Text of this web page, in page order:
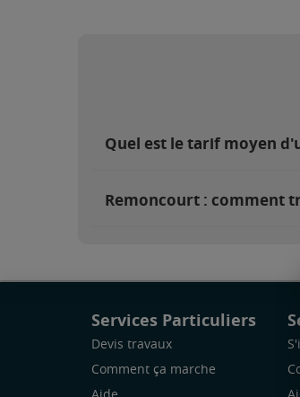
Quel est le tarif moyen
Remoncourt : comment
Services Particuliers
Devis travaux
Comment ça marche